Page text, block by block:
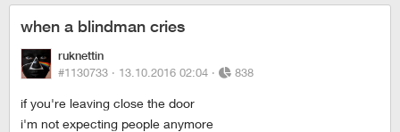
when a blindman cries
ruknettin
#1130733 · 13.10.2016 02:04 · 838
if you're leaving close the door
i'm not expecting people anymore